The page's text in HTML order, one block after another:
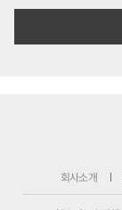
회사소개